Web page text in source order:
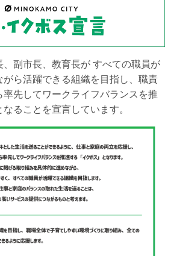
、副市長、教育長が すべての職員が
ら活躍できる組織を目指し、職責
率先してワークライフバランスを推
ることを宣言しています。